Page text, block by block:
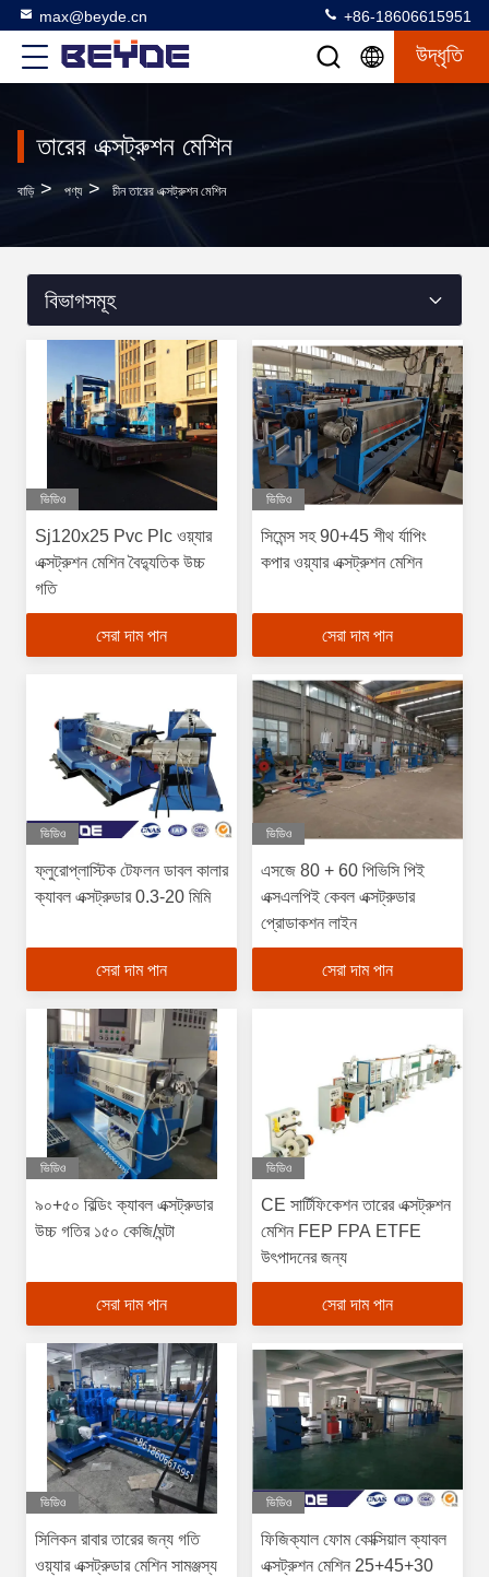
max@beyde.cn +86-18606615951
উদ্ধৃতি
তারের এক্সট্রুশন মেশিন
বাড়ি > পণ্য > চীন তারের এক্সট্রুশন মেশিন
বিভাগসমূহ
ভিডিও
Sj120x25 Pvc Plc ওয়্যার
এক্সট্রুশন মেশিন বৈদ্যুতিক উচ্চ
গতি
সেরা দাম পান
ভিডিও
সিমেন্স সহ 90+45 শীথ র্যাপিং
কপার ওয়্যার এক্সট্রুশন মেশিন
সেরা দাম পান
ভিডিও
ফ্লুরোপ্লাস্টিক টেফলন ডাবল কালার
ক্যাবল এক্সট্রুডার 0.3-20 মিমি
সেরা দাম পান
ভিডিও
এসজে 80 + 60 পিভিসি পিই
এক্সএলপিই কেবল এক্সট্রুডার
প্রোডাকশন লাইন
সেরা দাম পান
ভিডিও
৯০+৫০ বিল্ডিং ক্যাবল এক্সট্রুডার
উচ্চ গতির ১৫০ কেজি/ঘন্টা
সেরা দাম পান
ভিডিও
CE সার্টিফিকেশন তারের এক্সট্রুশন
মেশিন FEP FPA ETFE
উৎপাদনের জন্য
সেরা দাম পান
ভিডিও
সিলিকন রাবার তারের জন্য গতি
ওয়্যার এক্সট্রুডার মেশিন সামঞ্জস্য
ভিডিও
ফিজিক্যাল ফোম কোক্সিয়াল ক্যাবল
এক্সট্রুশন মেশিন 25+45+30